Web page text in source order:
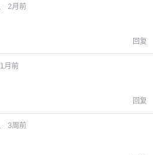
2月前
回复
1月前
回复
3周前